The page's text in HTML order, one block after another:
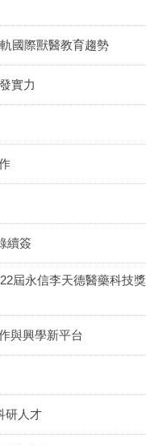
國際獸醫教育趨勢
實力
續簽
屆永信李天德醫藥科技獎
與興學新平台
研人才